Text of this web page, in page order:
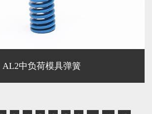
AL2中负荷模具弹簧